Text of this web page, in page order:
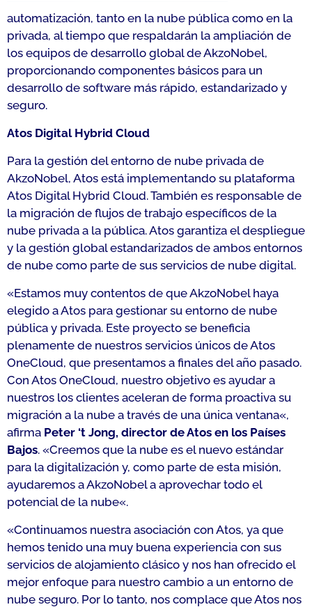
automatización, tanto en la nube pública como en la
privada, al tiempo que respaldarán la ampliación de
los equipos de desarrollo global de AkzoNobel,
proporcionando componentes básicos para un
desarrollo de software más rápido, estandarizado y
seguro.
Atos Digital Hybrid Cloud
Para la gestión del entorno de nube privada de
AkzoNobel, Atos está implementando su plataforma
Atos Digital Hybrid Cloud. También es responsable de
la migración de flujos de trabajo específicos de la
nube privada a la pública. Atos garantiza el despliegue
y la gestión global estandarizados de ambos entornos
de nube como parte de sus servicios de nube digital.
«Estamos muy contentos de que AkzoNobel haya
elegido a Atos para gestionar su entorno de nube
pública y privada. Este proyecto se beneficia
plenamente de nuestros servicios únicos de Atos
OneCloud, que presentamos a finales del año pasado.
Con Atos OneCloud, nuestro objetivo es ayudar a
nuestros los clientes aceleran de forma proactiva su
migración a la nube a través de una única ventana«,
afirma Peter ‘t Jong, director de Atos en los Países
Bajos. «Creemos que la nube es el nuevo estándar
para la digitalización y, como parte de esta misión,
ayudaremos a AkzoNobel a aprovechar todo el
potencial de la nube«.
«Continuamos nuestra asociación con Atos, ya que
hemos tenido una muy buena experiencia con sus
servicios de alojamiento clásico y nos han ofrecido el
mejor enfoque para nuestro cambio a un entorno de
nube seguro. Por lo tanto, nos complace que Atos nos